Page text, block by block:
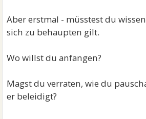
Aber erstmal - müsstest du
sich zu behaupten gilt.
Wo willst du anfangen?
Magst du verraten, wie du
er beleidigt?